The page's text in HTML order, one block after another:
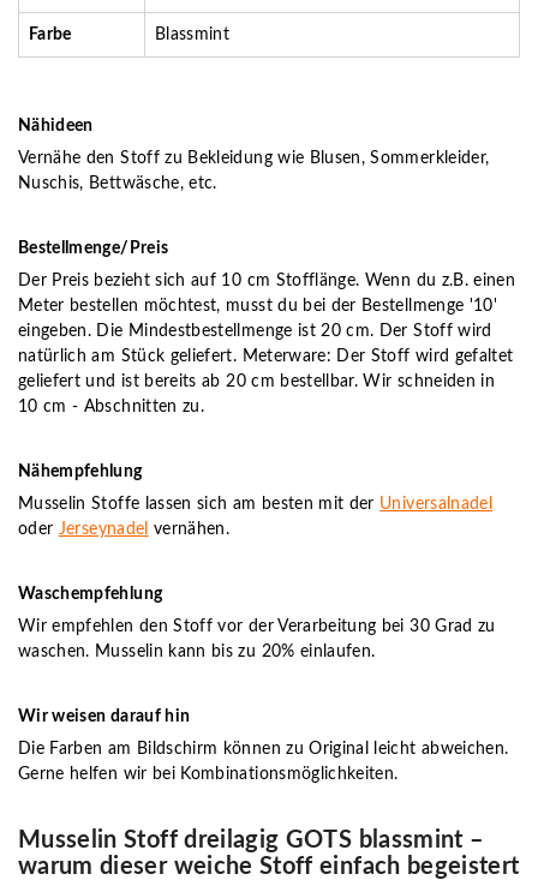
Farbe Blassmint
Nähideen
Vernähe den Stoff zu Bekleidung wie Blusen, Sommerkleider,
Nuschis, Bettwäsche, etc.
Bestellmenge/Preis
Der Preis bezieht sich auf 10 cm Stofflänge. Wenn du z.B. einen
Meter bestellen möchtest, musst du bei der Bestellmenge '10'
eingeben. Die Mindestbestellmenge ist 20 cm. Der Stoff wird
natürlich am Stück geliefert. Meterware: Der Stoff wird gefaltet
geliefert und ist bereits ab 20 cm bestellbar. Wir schneiden in
10 cm - Abschnitten zu.
Nähempfehlung
Musselin Stoffe lassen sich am besten mit der Universalnadel
oder Jerseynadel vernähen.
Waschempfehlung
Wir empfehlen den Stoff vor der Verarbeitung bei 30 Grad zu
waschen. Musselin kann bis zu 20% einlaufen.
Wir weisen darauf hin
Die Farben am Bildschirm können zu Original leicht abweichen.
Gerne helfen wir bei Kombinationsmöglichkeiten.
Musselin Stoff dreilagig GOTS blassmint –
warum dieser weiche Stoff einfach begeistert